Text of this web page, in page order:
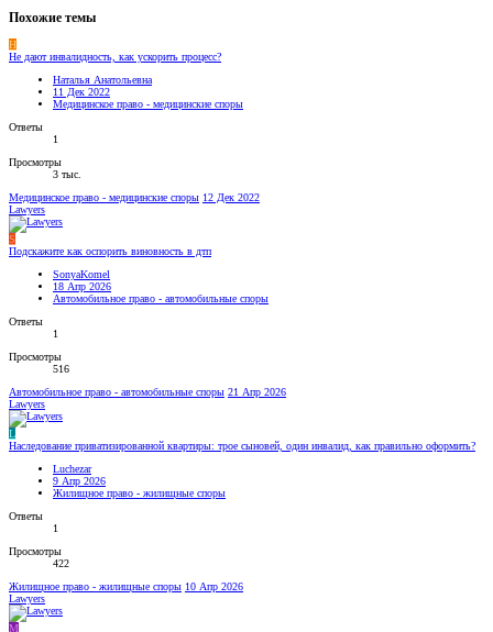
Похожие темы
Н
Не дают инвалидность, как ускорить процесс?
Наталья Анатольевна
11 Дек 2022
Медицинское право - медицинские споры
Ответы
1
Просмотры
3 тыс.
Медицинское право - медицинские споры 12 Дек 2022
Lawyers
S
Подскажите как оспорить виновность в дтп
SonyaKomel
18 Апр 2026
Автомобильное право - автомобильные споры
Ответы
1
Просмотры
516
Автомобильное право - автомобильные споры 21 Апр 2026
Lawyers
L
Наследование приватизированной квартиры: трое сыновей, один инвалид, как правильно оформить?
Luchezar
9 Апр 2026
Жилищное право - жилищные споры
Ответы
1
Просмотры
422
Жилищное право - жилищные споры 10 Апр 2026
Lawyers
M